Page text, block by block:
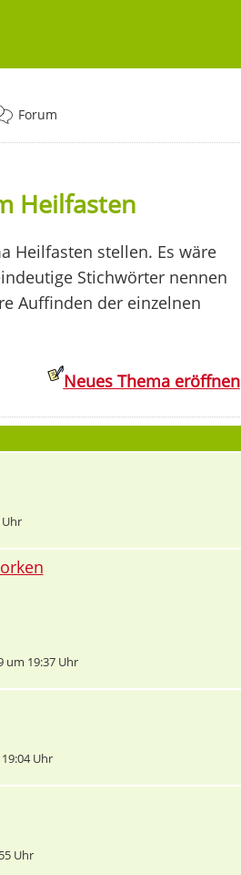
Forum
Heilfasten
Heilfasten stellen. Es wäre
Stichwörter nennen
Auffinden der einzelnen
Neues Thema eröffnen
um 19:37 Uhr
Uhr
Uhr